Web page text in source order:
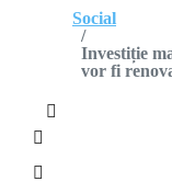
Social
Investiție
vor fi